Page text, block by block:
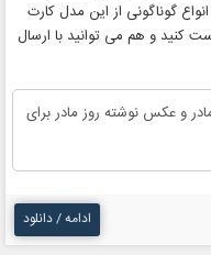
انواع گوناگونی از این مدل کارت
کنید و هم می توانید با ارسال
و عکس نوشته روز مادر برای
ادامه / دانلود